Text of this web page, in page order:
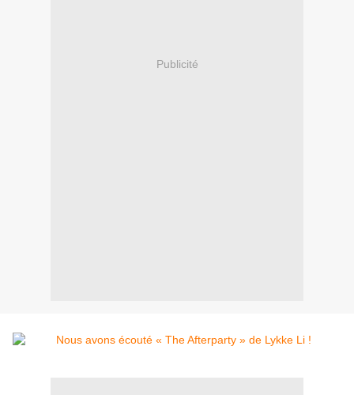
Publicité